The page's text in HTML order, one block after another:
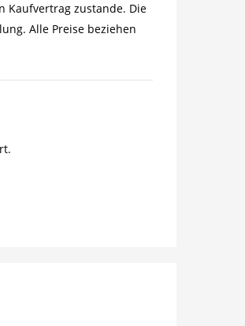
Kaufvertrag zustande. Die
Alle Preise beziehen